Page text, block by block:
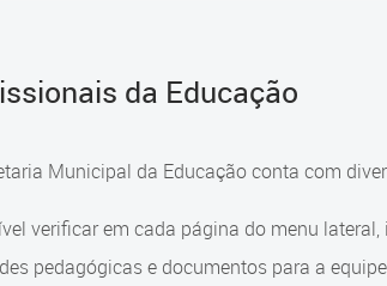
da Educação
Municipal da Educação conta com
verificar em cada página do menu
pedagógicas e documentos para a